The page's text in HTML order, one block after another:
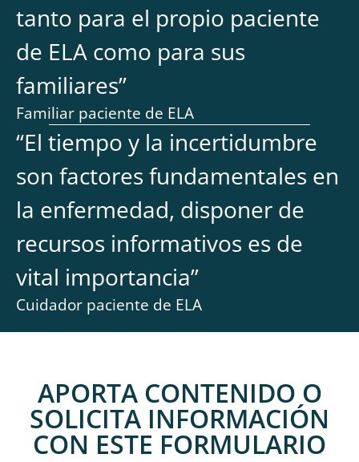
tanto para el propio paciente
de ELA como para sus
familiares”
Familiar paciente de ELA
“El tiempo y la incertidumbre
son factores fundamentales en
la enfermedad, disponer de
recursos informativos es de
vital importancia”
Cuidador paciente de ELA
APORTA CONTENIDO O
SOLICITA INFORMACIÓN
CON ESTE FORMULARIO